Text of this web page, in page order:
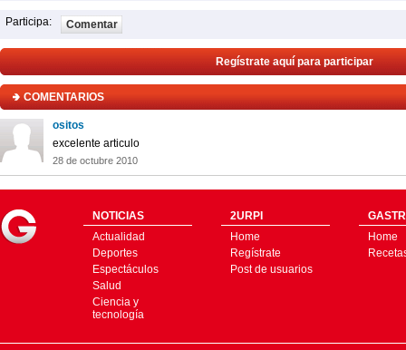
Participa: Comentar
Regístrate aquí para participar
COMENTARIOS
ositos
excelente articulo
28 de octubre 2010
NOTICIAS
Actualidad
Deportes
Espectáculos
Salud
Ciencia y
tecnología
2URPI
Home
Regístrate
Post de usuarios
Home